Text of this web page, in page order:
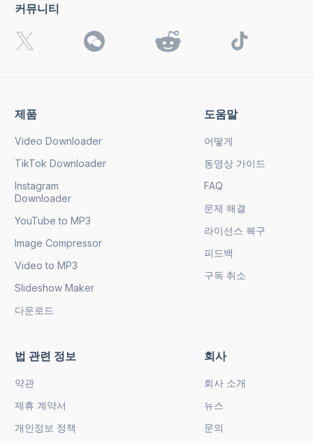
제품
Video Downloader
TikTok Downloader
Instagram
Downloader
YouTube to MP3
Image Compressor
Video to MP3
Slideshow Maker
다운로드
도움말
어떻게
동영상 가이드
FAQ
문제 해결
라이선스 복구
피드백
구독 취소
법 관련 정보
약관
제휴 계약서
개인정보 정책
회사
회사 소개
뉴스
문의
커뮤니티